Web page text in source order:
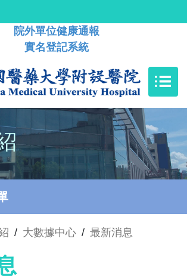
院外單位健康通報
實名登記系統
/ 大數據中心 / 最新消息